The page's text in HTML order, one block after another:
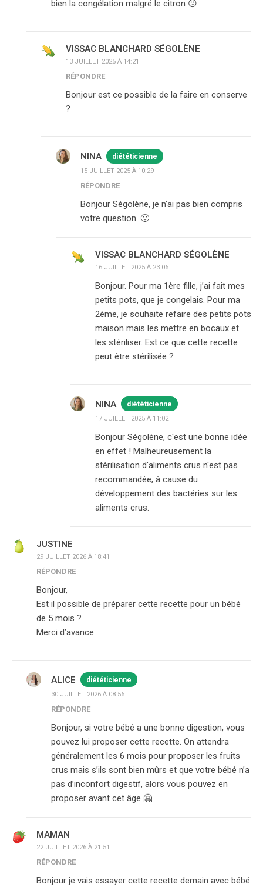
bien la congélation malgré le citron 😕
VISSAC BLANCHARD SÉGOLÈNE
13 JUILLET 2025 À 14:21
RÉPONDRE
Bonjour est ce possible de la faire en conserve
?
NINA diététicienne
15 JUILLET 2025 À 10:29
RÉPONDRE
Bonjour Ségolène, je n'ai pas bien compris
votre question. 🙂
VISSAC BLANCHARD SÉGOLÈNE
16 JUILLET 2025 À 23:06
Bonjour. Pour ma 1ère fille, j’ai fait mes
petits pots, que je congelais. Pour ma
2ème, je souhaite refaire des petits pots
maison mais les mettre en bocaux et
les stériliser. Est ce que cette recette
peut être stérilisée ?
NINA diététicienne
17 JUILLET 2025 À 11:02
Bonjour Ségolène, c'est une bonne idée
en effet ! Malheureusement la
stérilisation d'aliments crus n'est pas
recommandée, à cause du
développement des bactéries sur les
aliments crus.
JUSTINE
29 JUILLET 2026 À 18:41
RÉPONDRE
Bonjour,
Est il possible de préparer cette recette pour un bébé
de 5 mois ?
Merci d’avance
ALICE diététicienne
30 JUILLET 2026 À 08:56
RÉPONDRE
Bonjour, si votre bébé a une bonne digestion, vous
pouvez lui proposer cette recette. On attendra
généralement les 6 mois pour proposer les fruits
crus mais s’ils sont bien mûrs et que votre bébé n’a
pas d’inconfort digestif, alors vous pouvez en
proposer avant cet âge 🤗
MAMAN
22 JUILLET 2026 À 21:51
RÉPONDRE
Bonjour je vais essayer cette recette demain avec bébé